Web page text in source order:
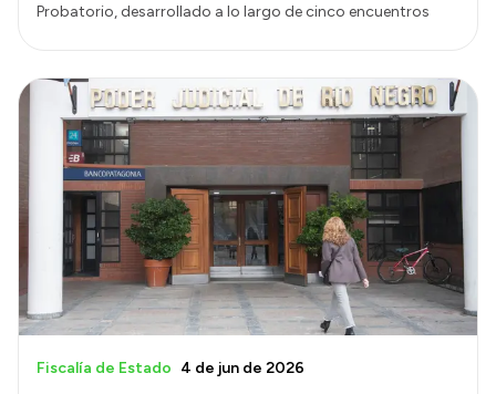
Probatorio, desarrollado a lo largo de cinco encuentros
Fiscalía de Estado 4 de jun de 2026